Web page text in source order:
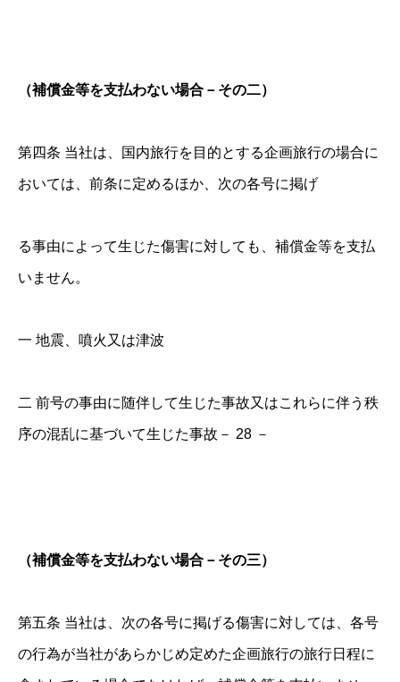
（補償金等を支払わない場合－その二）
第四条 当社は、国内旅行を目的とする企画旅行の場合に
おいては、前条に定めるほか、次の各号に掲げ
る事由によって生じた傷害に対しても、補償金等を支払
いません。
一 地震、噴火又は津波
二 前号の事由に随伴して生じた事故又はこれらに伴う秩
序の混乱に基づいて生じた事故－ 28 －
（補償金等を支払わない場合－その三）
第五条 当社は、次の各号に掲げる傷害に対しては、各号
の行為が当社があらかじめ定めた企画旅行の旅行日程に